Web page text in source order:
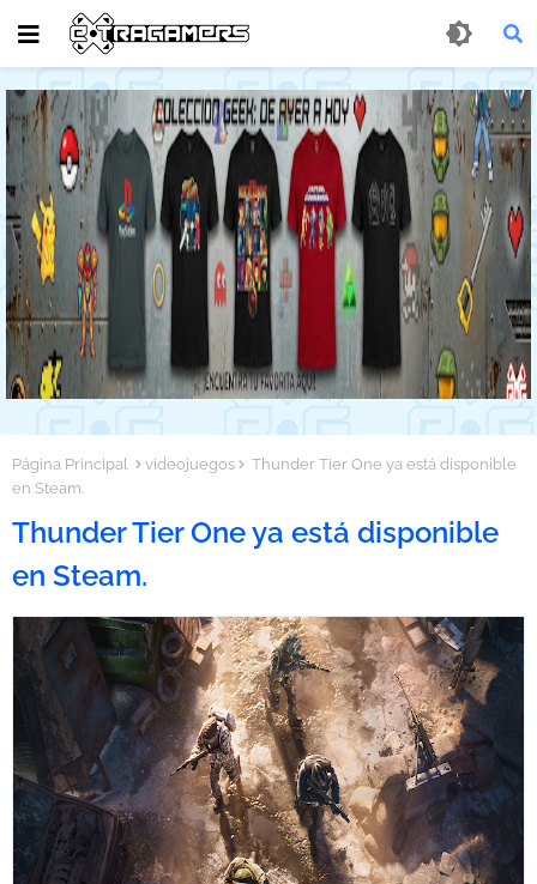
Página Principal videojuegos
Thunder Tier One ya está disponible
en Steam.
Thunder Tier One ya está disponible
en Steam.